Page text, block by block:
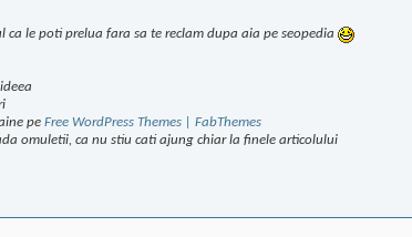
le poti prelua fara sa te reclam dupa aia pe seopedia
pe Free WordPress Themes | FabThemes
omuletii, ca nu stiu cati ajung chiar la finele articolului